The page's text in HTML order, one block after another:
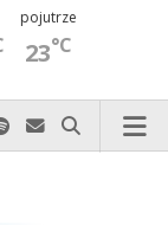
pojutrze
23°C
zadzwoń
u
X
nas na Instagram-ie
nas na TikTok-u
Szukaj nas na Spotify
Wyślij do nas
Szukaj